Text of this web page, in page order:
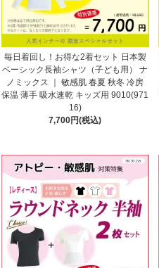
毎日着回し！お得な2着セット 日本製
ベーシック長袖シャツ（子ども用） ナ
ノミックス ｜ 敏感肌 春夏 秋冬 冷房
保温 薄手 吸水速乾 キッズ用 9010(971
16)
7,700円(税込)